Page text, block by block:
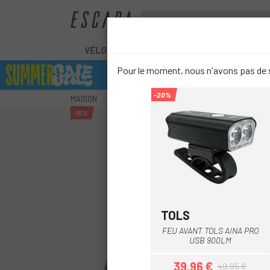
VÉLOS
MAISON ACCESSOIRES SÉCURITÉ
-15%
Pour le moment, nous n'avons pas
-20%
TOLS
FEU AVANT TOLS AINA PRO
USB 900LM
39,96 € 49,95 €